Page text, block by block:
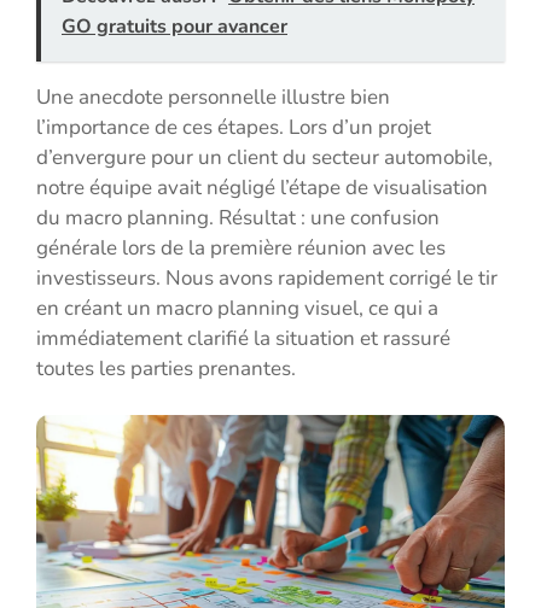
GO gratuits pour avancer
Une anecdote personnelle illustre bien
l’importance de ces étapes. Lors d’un projet
d’envergure pour un client du secteur automobile,
notre équipe avait négligé l’étape de visualisation
du macro planning. Résultat : une confusion
générale lors de la première réunion avec les
investisseurs. Nous avons rapidement corrigé le tir
en créant un macro planning visuel, ce qui a
immédiatement clarifié la situation et rassuré
toutes les parties prenantes.